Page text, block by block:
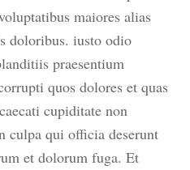
maiores alias
doloribus. iusto odio
praesentium
quos dolores et quas
cupiditate non
culpa qui officia deserunt
et dolorum fuga. Et